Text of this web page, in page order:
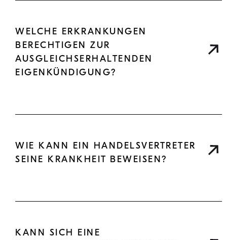
WELCHE ERKRANKUNGEN
BERECHTIGEN ZUR
AUSGLEICHSERHALTENDEN
EIGENKÜNDIGUNG?
WIE KANN EIN HANDELSVERTRETER
SEINE KRANKHEIT BEWEISEN?
KANN SICH EINE